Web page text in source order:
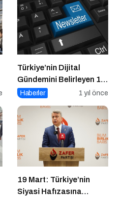
Türkiye’nin Dijital
Gündemini Belirleyen 15
Haber Sitesi
Haberler 1 yıl önce
19 Mart: Türkiye’nin
Siyasi Hafızasına